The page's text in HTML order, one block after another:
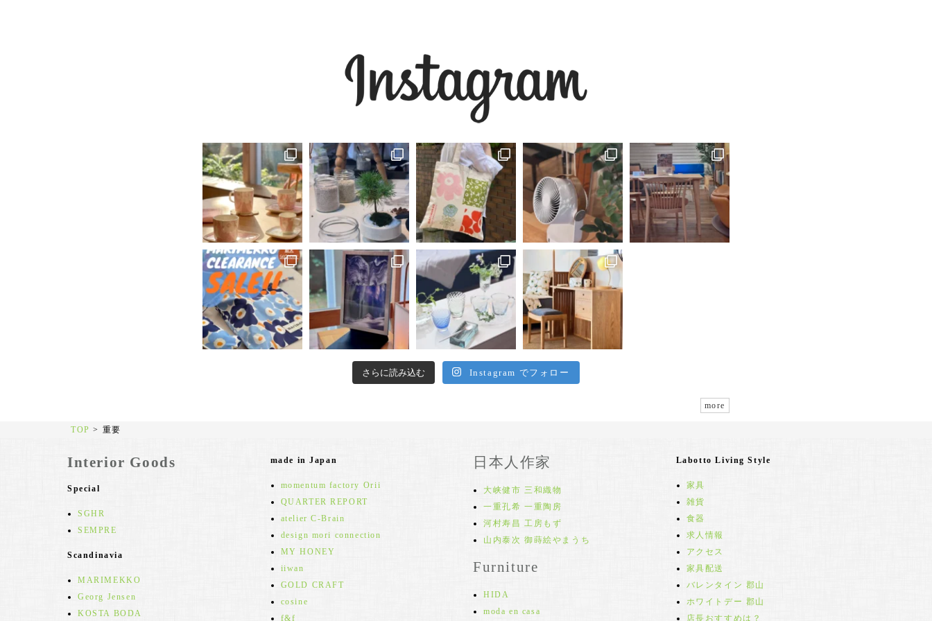
さらに読み込む Instagram でフォロー
more
TOP > 重要
Interior Goods
Special
SGHR
SEMPRE
Scandinavia
MARIMEKKO
Georg Jensen
KOSTA BODA
made in Japan
momentum factory Orii
QUARTER REPORT
atelier C-Brain
design mori connection
MY HONEY
iiwan
GOLD CRAFT
cosine
f&f
日本人作家
大峡健市 三和織物
一重孔希 一重陶房
河村寿昌 工房もず
山内泰次 御蒔絵やまうち
Furniture
HIDA
moda en casa
Labotto Living Style
家具
雑貨
食器
求人情報
アクセス
家具配送
バレンタイン 郡山
ホワイトデー 郡山
店長おすすめは？